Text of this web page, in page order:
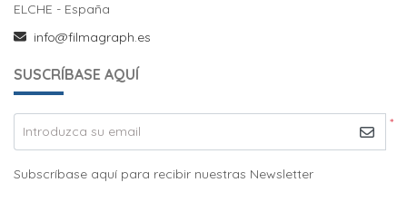
ELCHE - España
info@filmagraph.es
SUSCRÍBASE AQUÍ
*
Introduzca su email
Subscríbase aquí para recibir nuestras Newsletter